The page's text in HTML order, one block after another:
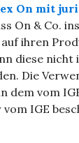
On mit
On & Co.
ihren
diese nicht
Die
dem vom
IGE